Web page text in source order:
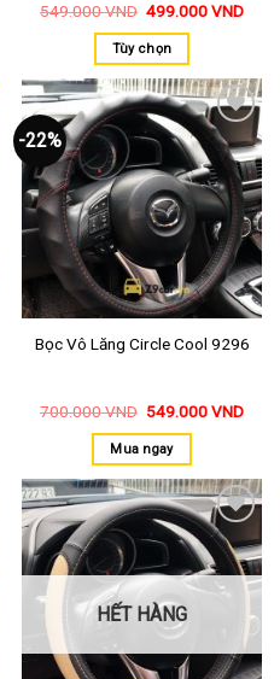
549.000VND 499.000VND
Tùy chọn
-22%
Thêm
vào
yêu
thích
Bọc Vô Lăng Circle Cool 9296
700.000VND 549.000VND
Mua ngay
Thêm
vào
yêu
thích
HẾT HÀNG